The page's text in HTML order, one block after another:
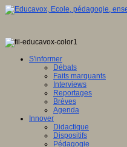
S'informer
Débats
Faits marquants
Interviews
Reportages
Brèves
Agenda
Innover
Didactique
Dispositifs
Pédagogie